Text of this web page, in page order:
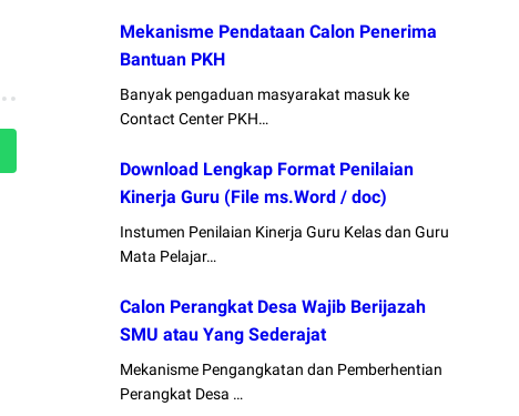
Mekanisme Pendataan Calon Penerima
Bantuan PKH
Banyak pengaduan masyarakat masuk ke
Contact Center PKH…
Download Lengkap Format Penilaian
Kinerja Guru (File ms.Word / doc)
Instumen Penilaian Kinerja Guru Kelas dan Guru
Mata Pelajar…
Calon Perangkat Desa Wajib Berijazah
SMU atau Yang Sederajat
Mekanisme Pengangkatan dan Pemberhentian
Perangkat Desa …